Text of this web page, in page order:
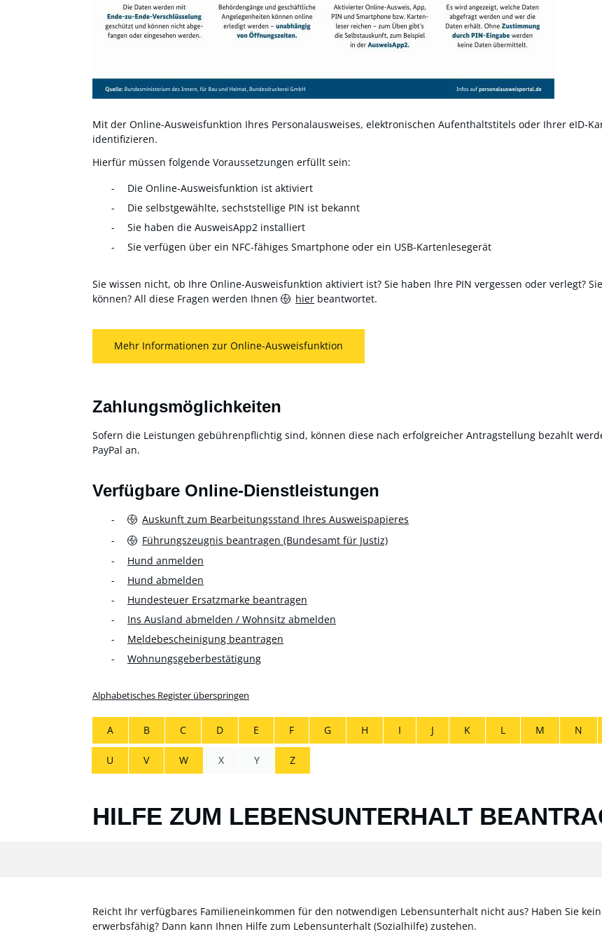
Mit der Online-Ausweisfunktion Ihres Personalausweises, elektronischen Aufenthaltstitels oder Ihrer eID-
identifizieren.
Hierfür müssen folgende Voraussetzungen erfüllt sein:
Die Online-Ausweisfunktion ist aktiviert
Die selbstgewählte, sechststellige PIN ist bekannt
Sie haben die AusweisApp2 installiert
Sie verfügen über ein NFC-fähiges Smartphone oder ein USB-Kartenlesegerät
Sie wissen nicht, ob Ihre Online-Ausweisfunktion aktiviert ist? Sie haben Ihre PIN vergessen oder verlegt?
können? All diese Fragen werden Ihnen
hier beantwortet.
Mehr Informationen zur Online-Ausweisfunktion
Zahlungsmöglichkeiten
Sofern die Leistungen gebührenpflichtig sind, können diese nach erfolgreicher Antragstellung bezahlt
PayPal an.
Verfügbare Online-Dienstleistungen
Auskunft zum Bearbeitungsstand Ihres Ausweispapieres
Führungszeugnis beantragen (Bundesamt für Justiz)
Hund anmelden
Hund abmelden
Hundesteuer Ersatzmarke beantragen
Ins Ausland abmelden / Wohnsitz abmelden
Meldebescheinigung beantragen
Wohnungsgeberbestätigung
Alphabetisches Register überspringen
A B C D E F G H I J K L M N
U V W X Y Z
HILFE ZUM LEBENSUNTERHALT
Reicht Ihr verfügbares Familieneinkommen für den notwendigen Lebensunterhalt nicht aus? Haben Sie
erwerbsfähig? Dann kann Ihnen Hilfe zum Lebensunterhalt (Sozialhilfe) zustehen.